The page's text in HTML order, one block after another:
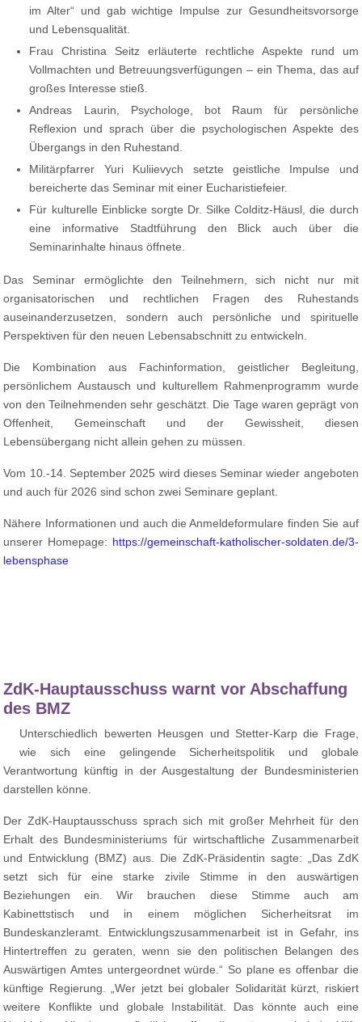
im Alter“ und gab wichtige Impulse zur Gesundheitsvorsorge
und Lebensqualität.
Frau Christina Seitz erläuterte rechtliche Aspekte rund um
Vollmachten und Betreuungsverfügungen – ein Thema, das auf
großes Interesse stieß.
Andreas Laurin, Psychologe, bot Raum für persönliche
Reflexion und sprach über die psychologischen Aspekte des
Übergangs in den Ruhestand.
Militärpfarrer Yuri Kuliievych setzte geistliche Impulse und
bereicherte das Seminar mit einer Eucharistiefeier.
Für kulturelle Einblicke sorgte Dr. Silke Colditz-Häusl, die durch
eine informative Stadtführung den Blick auch über die
Seminarinhalte hinaus öffnete.
Das Seminar ermöglichte den Teilnehmern, sich nicht nur mit
organisatorischen und rechtlichen Fragen des Ruhestands
auseinanderzusetzen, sondern auch persönliche und spirituelle
Perspektiven für den neuen Lebensabschnitt zu entwickeln.
Die Kombination aus Fachinformation, geistlicher Begleitung,
persönlichem Austausch und kulturellem Rahmenprogramm wurde
von den Teilnehmenden sehr geschätzt. Die Tage waren geprägt von
Offenheit, Gemeinschaft und der Gewissheit, diesen
Lebensübergang nicht allein gehen zu müssen.
Vom 10.-14. September 2025 wird dieses Seminar wieder angeboten
und auch für 2026 sind schon zwei Seminare geplant.
Nähere Informationen und auch die Anmeldeformulare finden Sie auf
unserer Homepage: https://gemeinschaft-katholischer-soldaten.de/3-
lebensphase
ZdK-Hauptausschuss warnt vor Abschaffung
des BMZ
Unterschiedlich bewerten Heusgen und Stetter-Karp die Frage,
wie sich eine gelingende Sicherheitspolitik und globale
Verantwortung künftig in der Ausgestaltung der Bundesministerien
darstellen könne.
Der ZdK-Hauptausschuss sprach sich mit großer Mehrheit für den
Erhalt des Bundesministeriums für wirtschaftliche Zusammenarbeit
und Entwicklung (BMZ) aus. Die ZdK-Präsidentin sagte: „Das ZdK
setzt sich für eine starke zivile Stimme in den auswärtigen
Beziehungen ein. Wir brauchen diese Stimme auch am
Kabinettstisch und in einem möglichen Sicherheitsrat im
Bundeskanzleramt. Entwicklungszusammenarbeit ist in Gefahr, ins
Hintertreffen zu geraten, wenn sie den politischen Belangen des
Auswärtigen Amtes untergeordnet würde.“ So plane es offenbar die
künftige Regierung. „Wer jetzt bei globaler Solidarität kürzt, riskiert
weitere Konflikte und globale Instabilität. Das könnte auch eine